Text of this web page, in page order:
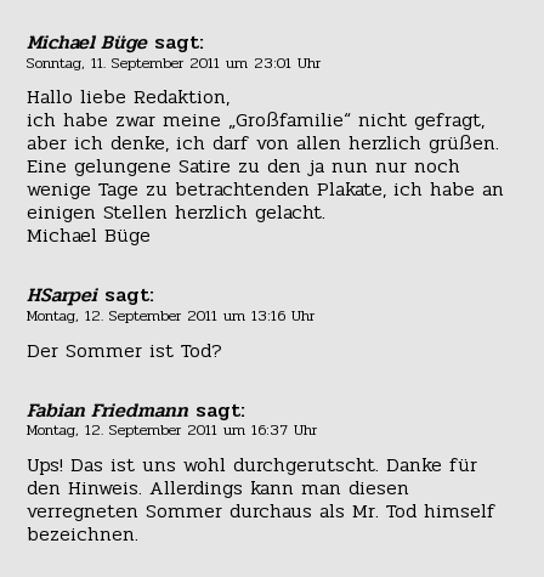
Michael Büge sagt:
Sonntag, 11. September 2011 um 23:01 Uhr
Hallo liebe Redaktion,
ich habe zwar meine „Großfamilie“ nicht gefragt,
aber ich denke, ich darf von allen herzlich grüßen.
Eine gelungene Satire zu den ja nun nur noch
wenige Tage zu betrachtenden Plakate, ich habe an
einigen Stellen herzlich gelacht.
Michael Büge
HSarpei sagt:
Montag, 12. September 2011 um 13:16 Uhr
Der Sommer ist Tod?
Fabian Friedmann sagt:
Montag, 12. September 2011 um 16:37 Uhr
Ups! Das ist uns wohl durchgerutscht. Danke für
den Hinweis. Allerdings kann man diesen
verregneten Sommer durchaus als Mr. Tod himself
bezeichnen.